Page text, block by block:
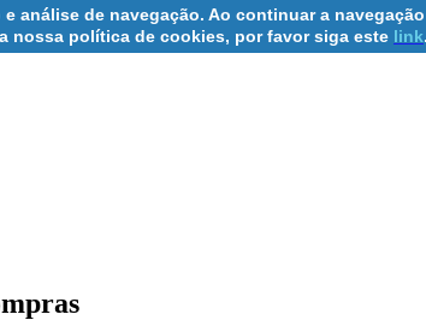
análise de navegação. Ao continuar a
nossa política de cookies, por favor siga este link.